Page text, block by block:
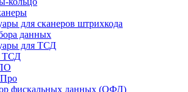
для сканеров штрихкода
данных
для ТСД
ТСД
фискальных данных (ОФД)